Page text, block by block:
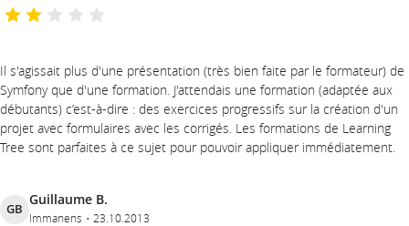
Il s'agissait plus d'une présentation (très bien faite par le formateur) de
Symfony que d'une formation. J'attendais une formation (adaptée aux
débutants) c’est-à-dire : des exercices progressifs sur la création d'un
projet avec formulaires avec les corrigés. Les formations de Learning
Tree sont parfaites à ce sujet pour pouvoir appliquer immédiatement.
GB
Guillaume B.
Immanens 23.10.2013